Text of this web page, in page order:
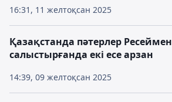
16:31, 11 желтоқсан 2025
14:39, 09 желтоқсан 2025
Қазақстанда пәтерлер Ресеймен
салыстырғанда екі есе арзан